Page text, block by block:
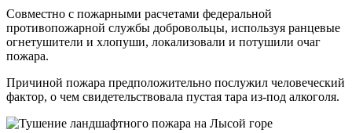
Совместно с пожарными расчетами федеральной
противопожарной службы добровольцы, используя ранцевые
огнетушители и хлопуши, локализовали и потушили очаг
пожара.
Причиной пожара предположительно послужил человеческий
фактор, о чем свидетельствовала пустая тара из-под алкоголя.